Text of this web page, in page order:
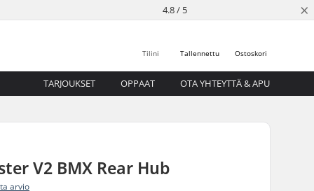
4.8 / 5 ×
Ostoskori
Tallennettu
Tilini
TARJOUKSET OPPAAT OTA YHTEYTTÄ & APU
V2 BMX Rear Hub
arvio